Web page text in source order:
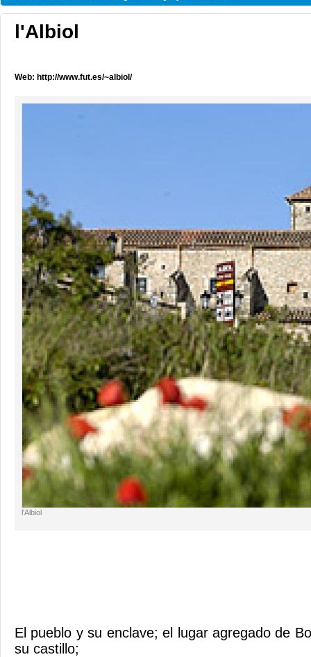
l'Albiol
Web: http://www.fut.es/~albiol/
l'Albiol
El pueblo y su enclave; el lugar agregado de
su castillo;